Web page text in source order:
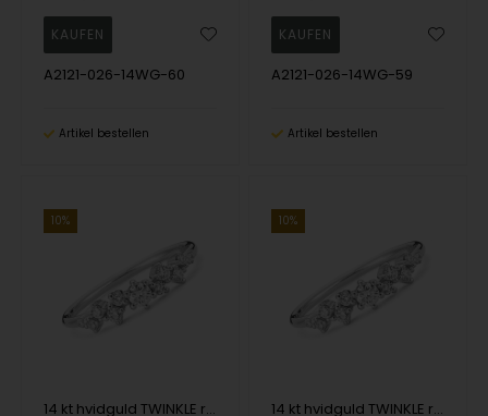
A2121-026-14WG-60
Artikel bestellen
A2121-026-14WG-59
Artikel bestellen
10%
14 kt hvidguld TWINKLE ring med brillianter Wesselton SI
10%
14 kt hvidguld TWINKLE ring med brillianter Wesselton SI